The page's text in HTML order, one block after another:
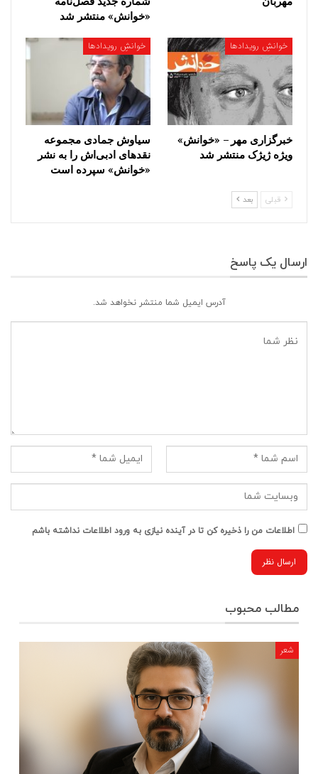
«خوانش» منتشر شد
خوانشِ رویدادها
خبرگزاری مهر – «خوانش»
ویژه ژیژک منتشر شد
خوانشِ رویدادها
سیاوش جمادی مجموعه
نقدهای ادبی‌اش را به نشر
«خوانش» سپرده است
قبلی بعد
ارسال یک پاسخ
آدرس ایمیل شما منتشر نخواهد شد.
اطلاعات من را ذخیره کن تا در آینده نیازی به ورود اطلاعات نداشته باشم
مطالب محبوب
شعر